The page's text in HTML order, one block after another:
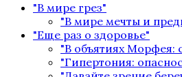
"В мире грез"
"В мире мечты и
"Еще раз о здоровье"
"В объятиях Морфея:
"Гипертония: